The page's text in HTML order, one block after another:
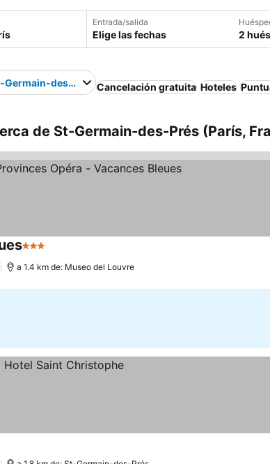
Entrada/salida
Elige las fechas 2
Germain-des-Prés Cancelación gratuita Hoteles
de St-Germain-des-Prés (París,
3 Estrellas
a 1.4 km de: Museo del Louvre